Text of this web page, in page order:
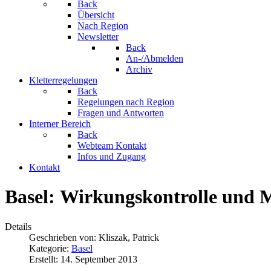
Back
Übersicht
Nach Region
Newsletter
Back
An-/Abmelden
Archiv
Kletterregelungen
Back
Regelungen nach Region
Fragen und Antworten
Interner Bereich
Back
Webteam Kontakt
Infos und Zugang
Kontakt
Basel: Wirkungskontrolle und
Details
Geschrieben von: Kliszak, Patrick
Kategorie: Basel
Erstellt: 14. September 2013